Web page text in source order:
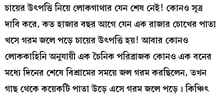
চায়ের উৎপত্তি নিয়ে লোকগাথার যেন শেষ নেই! কোনও সূত্র
দাবি করে, কত হাজার বছর আগে যেন এক রাজার চোখের পাতা
খসে গরম জলে পড়ে চায়ের উৎপত্তি হয়! আবার কোনও
লোককাহিনি অনুযায়ী এক চৈনিক পরিব্রাজক কোনও এক বনের
মধ্যে দিনের শেষে বিশ্রামের সময়ে জল গরম করছিলেন, তখন
গাছ থেকে কয়েকটি পাতা উড়ে এসে গরম জলে পড়ে। কিঞ্চিৎ